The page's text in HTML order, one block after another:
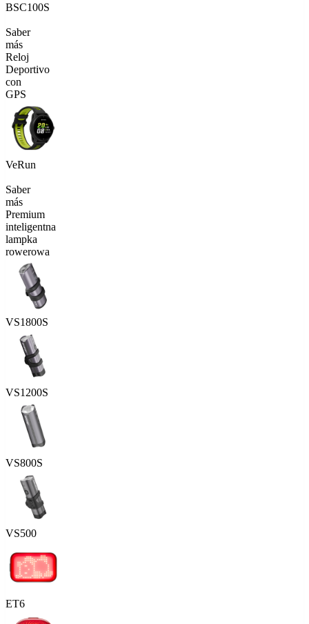
BSC100S
Saber
más
Reloj
Deportivo
con
GPS
VeRun
Saber
más
Premium
inteligentna
lampka
rowerowa
VS1800S
VS1200S
VS800S
VS500
ET6